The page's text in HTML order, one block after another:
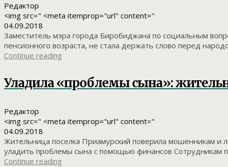
Редактор
<img src=" <meta itemprop="url" content="
04.09.2018
Заместитель мэра города Биробиджана по социальным
пенсионного возраста, не стала держать слово перед
Continue reading
Уладила «проблемы сына»:
Редактор
<img src=" <meta itemprop="url" content="
04.09.2018
Жительница поселка Приамурский поверила мошенникам
уладить проблемы сына с помощью финансов Сотрудникам
Continue reading